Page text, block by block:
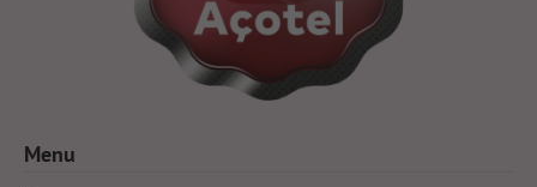
Menu